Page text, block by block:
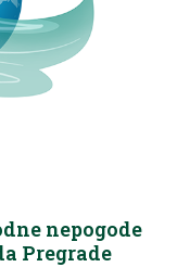
nepogode
Pregrade